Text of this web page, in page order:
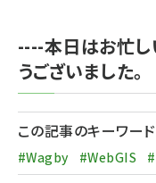
----本日はお忙し
うございました。
この記事のキーワード
#Wagby #WebGIS